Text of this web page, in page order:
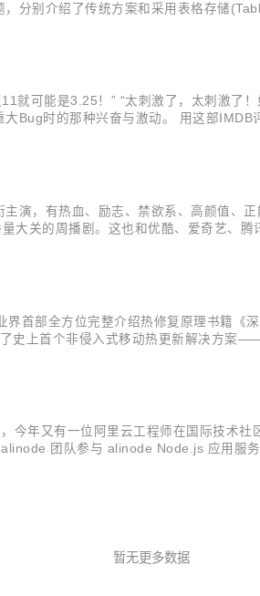
分别介绍了传统方案和采用表格存储
就可能是3.25！” “太刺激了，太刺激了
Bug时的那种兴奋与激动。 用这部
演，有热血、励志、禁欲系、高颜值、
关的周播剧。这也和优酷、爱奇艺、
有视频APP呢...
首部全方位完整介绍热修复原理书籍《
史上首个非侵入式移动热更新解决方案
年又有一位阿里云工程师在国际技术
团队参与 alinode Node.js 应用服
暂无更多数据